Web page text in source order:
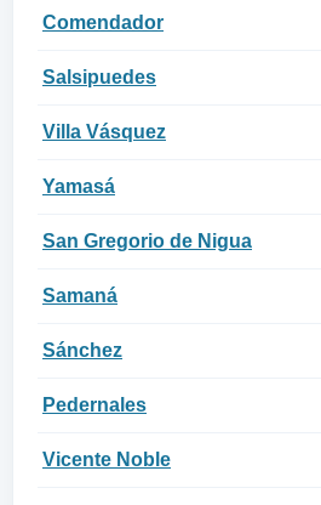
Comendador
Salsipuedes
Villa Vásquez
Yamasá
San Gregorio de Nigua
Samaná
Sánchez
Pedernales
Vicente Noble